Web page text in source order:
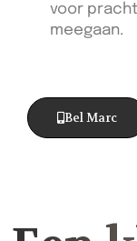
voor
meegaan.
Bel Marc